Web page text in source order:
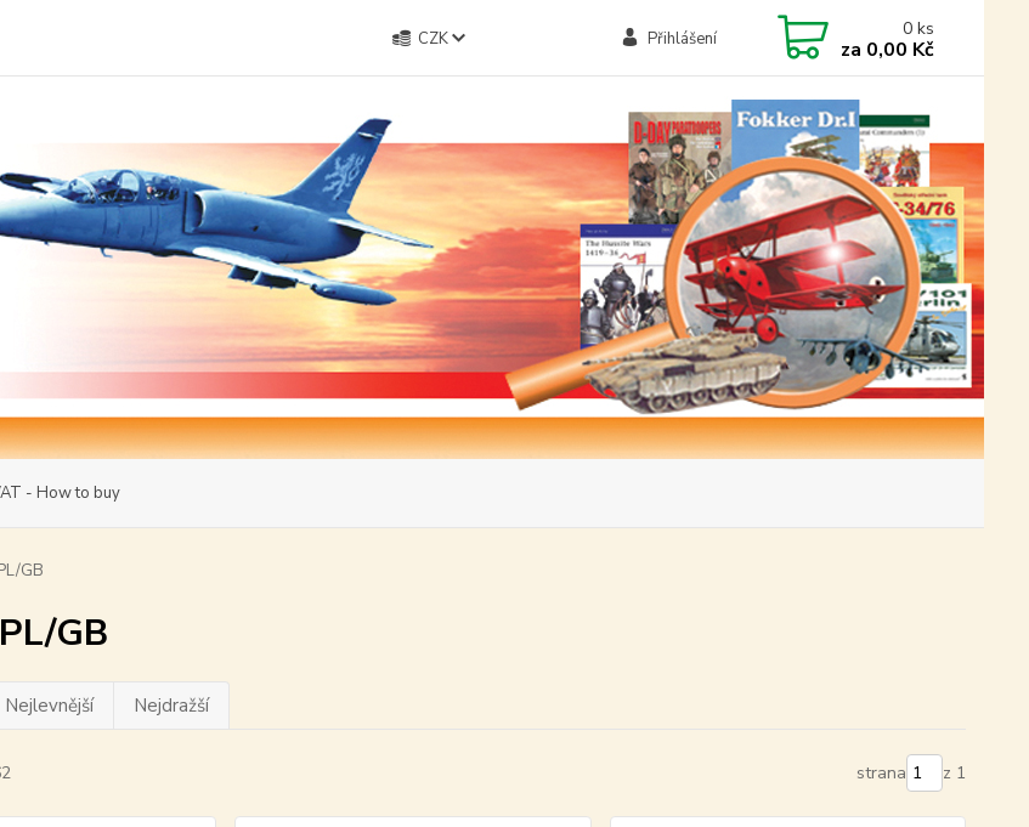
- How to buy
CZK Přihlášení 0 ks
za 0,00 Kč
GB
GB
Nejlevnější Nejdražší
strana z 1